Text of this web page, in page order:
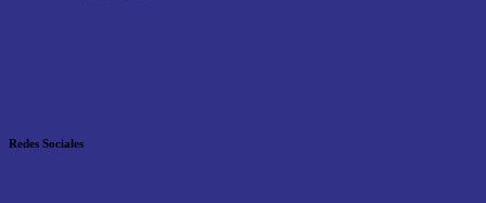
Redes Sociales